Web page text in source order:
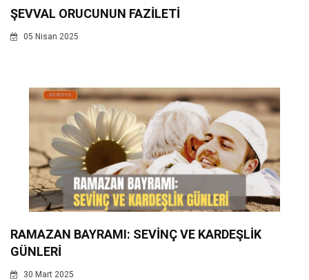
ŞEVVAL ORUCUNUN FAZİLETİ
05 Nisan 2025
RAMAZAN BAYRAMI: SEVİNÇ VE KARDEŞLİK
GÜNLERİ
30 Mart 2025